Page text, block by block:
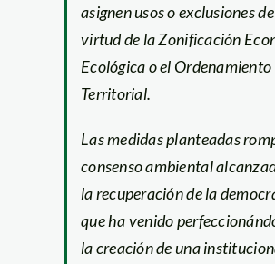
asignen usos o exclusiones
virtud de la Zonificación
Ecológica o el Ordenamiento
Territorial.
Las medidas planteadas
consenso ambiental
la recuperación de la
que ha venido
la creación de una